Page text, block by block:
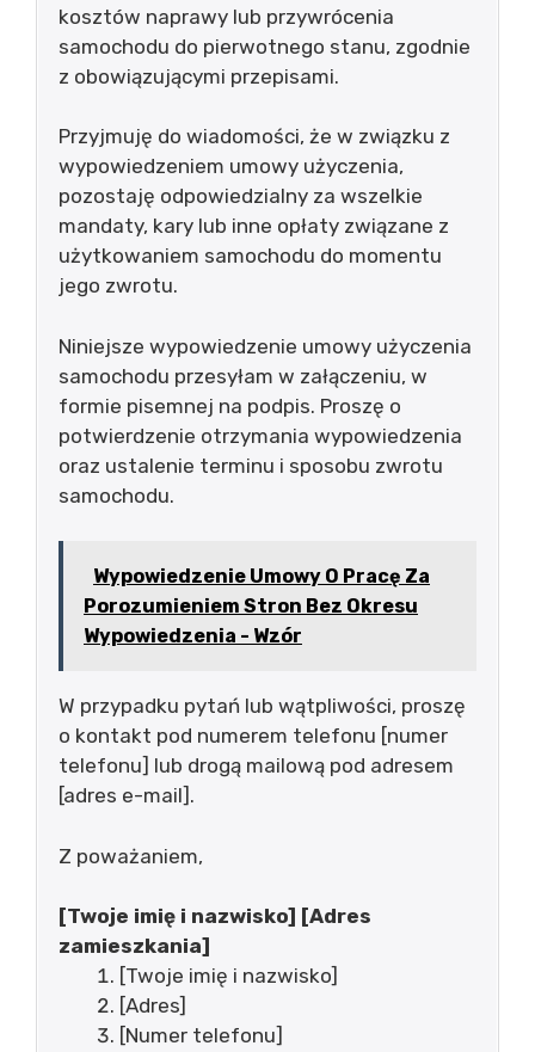
kosztów naprawy lub przywrócenia
samochodu do pierwotnego stanu, zgodnie
z obowiązującymi przepisami.
Przyjmuję do wiadomości, że w związku z
wypowiedzeniem umowy użyczenia,
pozostaję odpowiedzialny za wszelkie
mandaty, kary lub inne opłaty związane z
użytkowaniem samochodu do momentu
jego zwrotu.
Niniejsze wypowiedzenie umowy użyczenia
samochodu przesyłam w załączeniu, w
formie pisemnej na podpis. Proszę o
potwierdzenie otrzymania wypowiedzenia
oraz ustalenie terminu i sposobu zwrotu
samochodu.
Wypowiedzenie Umowy O Pracę Za
Porozumieniem Stron Bez Okresu
Wypowiedzenia - Wzór
W przypadku pytań lub wątpliwości, proszę
o kontakt pod numerem telefonu [numer
telefonu] lub drogą mailową pod adresem
[adres e-mail].
Z poważaniem,
[Twoje imię i nazwisko] [Adres
zamieszkania]
[Twoje imię i nazwisko]
[Adres]
[Numer telefonu]